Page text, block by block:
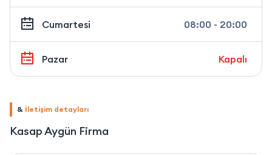
Cumartesi 08:00 - 20:00
Pazar Kapalı
& İletişim detayları
Kasap Aygün Firma